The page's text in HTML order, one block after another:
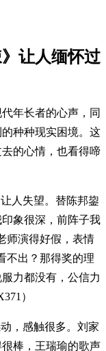
让人缅怀过
年长者的心声，同
种种现实困境。这
的心情，也看得啼
人失望。替陈邦鋆
象很深，前阵子我
师演得好假，表情
不出？那得奖的理
力都没有，公信力
）
，感触很多。刘家
棒，王瑞瑜的歌声